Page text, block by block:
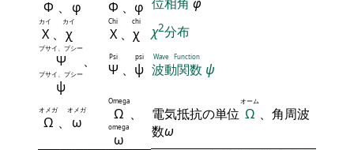
Φ 、 φ Φ 、 φ
Χ
カイ
、 χ
カイ
Χ
Chi
、 χ
chi
χ2分布
Ψ
プサイ、プシー
、
ψ
プサイ、プシー Ψ
Psi
、 ψ
psi
波動関数
Wave Function
ψ
Ω
オメガ
、 ω
オメガ Ω
Omega
、
ω
omega
電気抵抗の単位 Ω
オーム
、角周波
数ω